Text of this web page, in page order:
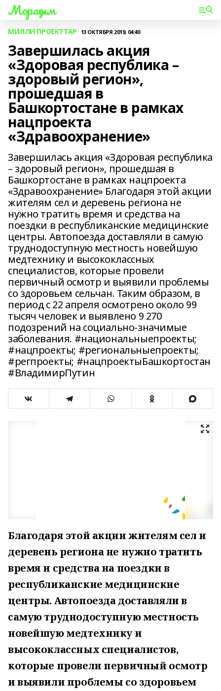
Мораҙым
МИЛЛИ ПРОЕКТТАР 13 ОКТЯБРЯ 2019, 04:40
Завершилась акция
«Здоровая республика –
здоровый регион»,
прошедшая в
Башкортостане в рамках
нацпроекта
«Здравоохранение»
Завершилась акция «Здоровая республика
– здоровый регион», прошедшая в
Башкортостане в рамках нацпроекта
«Здравоохранение» Благодаря этой акции
жителям сел и деревень региона не
нужно тратить время и средства на
поездки в республиканские медицинские
центры. Автопоезда доставляли в самую
труднодоступную местность новейшую
медтехнику и высококлассных
специалистов, которые провели
первичный осмотр и выявили проблемы
со здоровьем сельчан. Таким образом, в
период с 22 апреля осмотрено около 99
тысяч человек и выявлено 9 270
подозрений на социально-значимые
заболевания. #национальныепроекты;
#нацпроекты; #региональныепроекты;
#регпроекты; #нацпроектыБашкортостан
#ВладимирПутин
Благодаря этой акции жителям сел и
деревень региона не нужно тратить
время и средства на поездки в
республиканские медицинские
центры. Автопоезда доставляли в
самую труднодоступную местность
новейшую медтехнику и
высококлассных специалистов,
которые провели первичный осмотр
и выявили проблемы со здоровьем